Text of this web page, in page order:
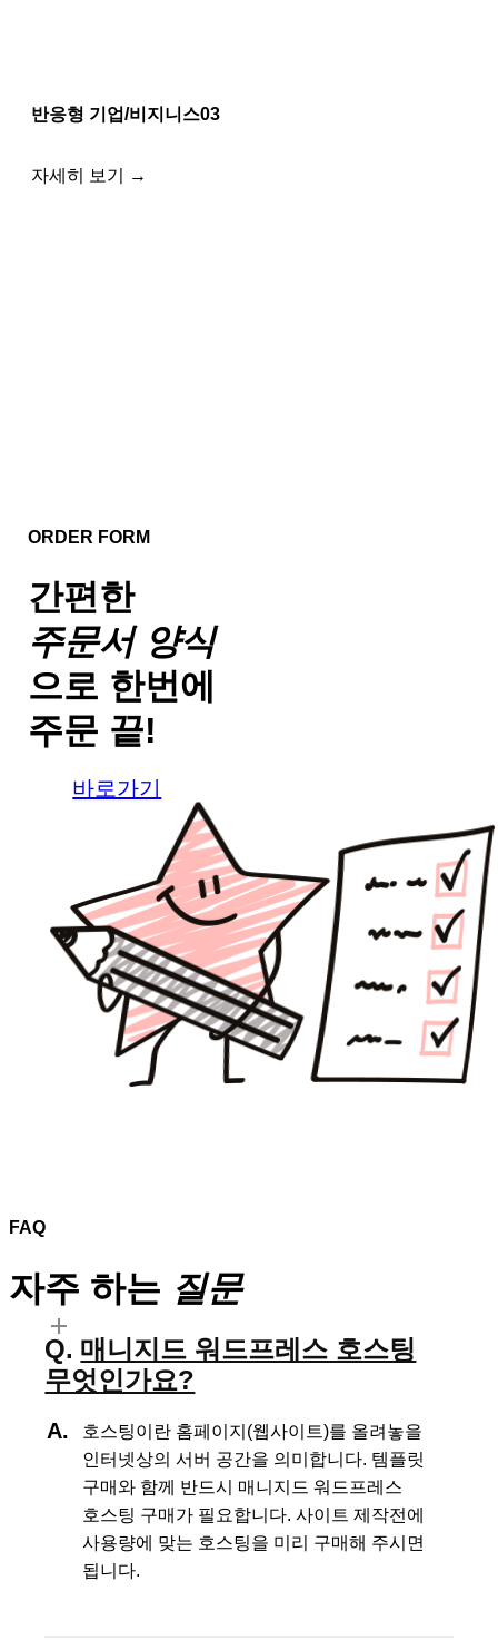
반응형 기업/비지니스03
자세히 보기 →
ORDER FORM
간편한
주문서 양식
으로 한번에
주문 끝!
바로가기
FAQ
자주 하는 질문
매니지드 워드프레스 호스팅
무엇인가요?
호스팅이란 홈페이지(웹사이트)를 올려놓을
인터넷상의 서버 공간을 의미합니다. 템플릿
구매와 함께 반드시 매니지드 워드프레스
호스팅 구매가 필요합니다. 사이트 제작전에
사용량에 맞는 호스팅을 미리 구매해 주시면
됩니다.